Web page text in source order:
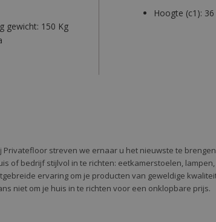
gewicht: 150 Kg
Hoogte (c1):
Privatefloor streven we ernaar u het nieuwste te
of bedrijf stijlvol in te richten: eetkamerstoelen,
ervaring om je producten van geweldige
niet om je huis in te richten voor een onklopbare prijs.